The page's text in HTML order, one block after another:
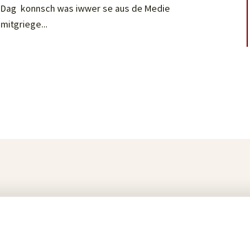
Dag konnsch was iwwer se aus de Medie
mitgriege...